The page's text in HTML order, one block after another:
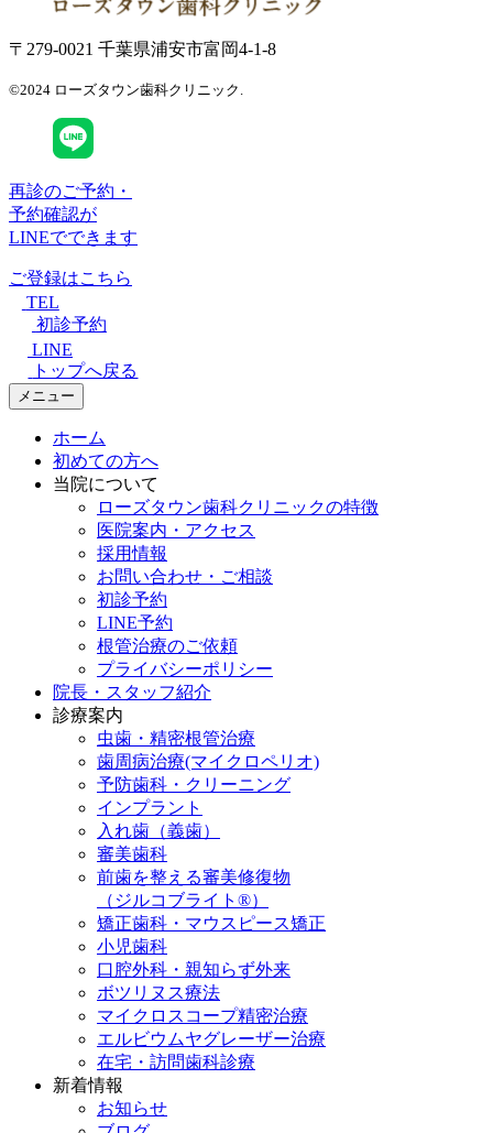
〒279-0021 千葉県浦安市富岡4-1-8
©2024 ローズタウン歯科クリニック.
再診のご予約・
予約確認が
LINEでできます
ご登録はこちら
TEL
初診予約
LINE
トップへ戻る
メニュー
ホーム
初めての方へ
当院について
ローズタウン歯科クリニックの特徴
医院案内・アクセス
採用情報
お問い合わせ・ご相談
初診予約
LINE予約
根管治療のご依頼
プライバシーポリシー
院長・スタッフ紹介
診療案内
虫歯・精密根管治療
歯周病治療(マイクロペリオ)
予防歯科・クリーニング
インプラント
入れ歯（義歯）
審美歯科
前歯を整える審美修復物
（ジルコブライト®）
矯正歯科・マウスピース矯正
小児歯科
口腔外科・親知らず外来
ボツリヌス療法
マイクロスコープ精密治療
エルビウムヤグレーザー治療
在宅・訪問歯科診療
新着情報
お知らせ